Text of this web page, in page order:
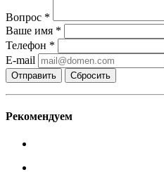
Вопрос *
Ваше имя *
Телефон *
E-mail
Сбросить
Рекомендуем